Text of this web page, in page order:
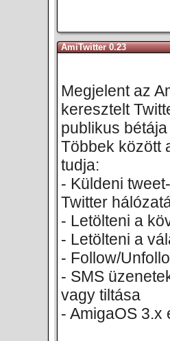
AmiTwitter 0.23
Megjelent az
keresztelt
publikus bétája
Többek között
tudja:
- Küldeni
Twitter
- Letölteni a
- Letölteni a
- Follow/
- SMS
vagy tiltása
- AmigaOS 3.x